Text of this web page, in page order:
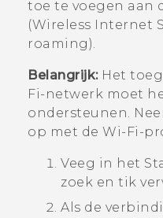
toe te voegen aan
(Wireless Internet
roaming).
Belangrijk:Het
Fi-netwerk moet
ondersteunen.
op met de Wi‍-Fi -
Veeg in het
zoek en tik
Als de